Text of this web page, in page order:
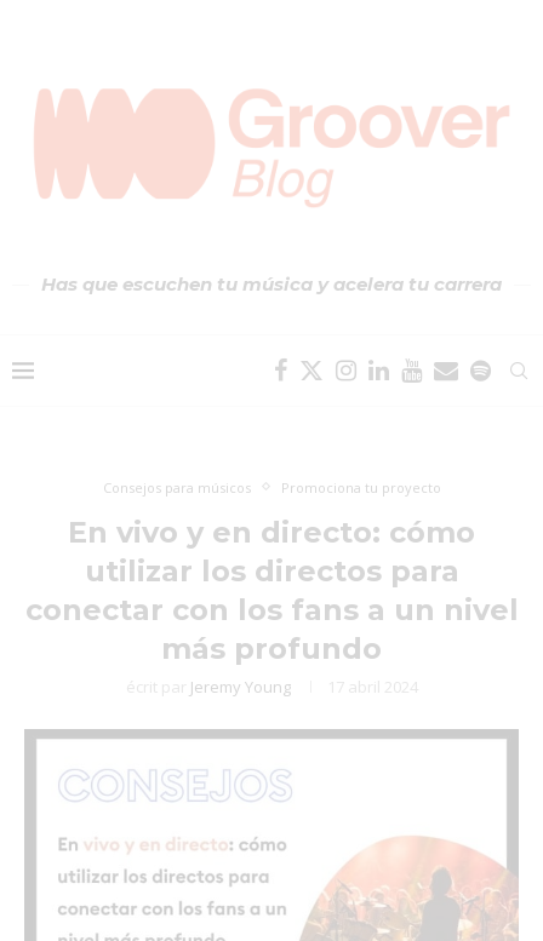
Has que escuchen tu música y acelera tu carrera
Consejos para músicos Promociona tu proyecto
En vivo y en directo: cómo
utilizar los directos para
conectar con los fans a un nivel
más profundo
écrit par Jeremy Young 17 abril 2024